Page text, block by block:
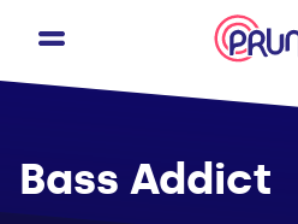
Bass Addict